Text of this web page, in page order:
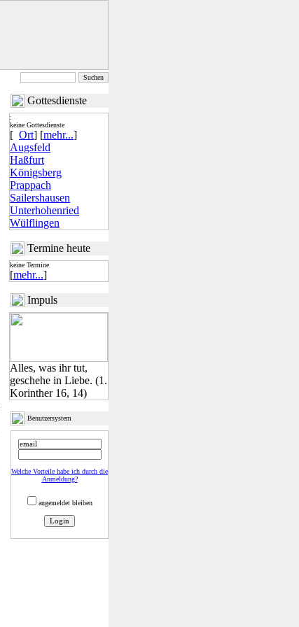
Gottesdienste
:
keine Gottesdienste
[ Ort] [mehr...]
Augsfeld
Haßfurt
Königsberg
Prappach
Sailershausen
Unterhohenried
Wülflingen
Termine heute
keine Termine
[mehr...]
Impuls
Alles, was ihr tut,
geschehe in Liebe. (1.
Korinther 16, 14)
Benutzersystem
Welche Vorteile habe ich durch die
Anmeldung?
angemeldet bleiben